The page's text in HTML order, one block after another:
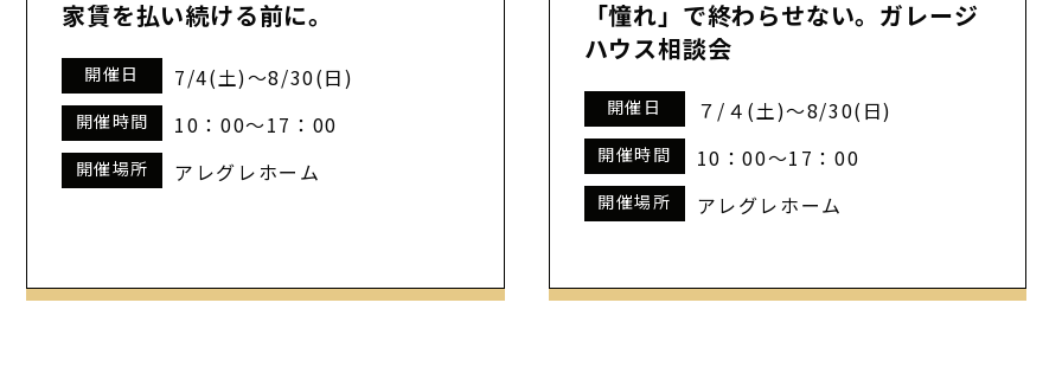
家賃を払い続ける前に。
開催日 7/4(土)～8/30(日)
開催時間 10：00～17：00
開催場所 アレグレホーム
「憧れ」で終わらせない。ガレージ
ハウス相談会
開催日 ７/４(土)～8/30(日)
開催時間 10：00～17：00
開催場所 アレグレホーム